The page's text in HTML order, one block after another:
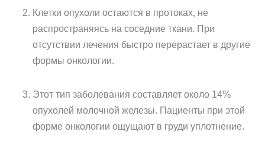
Клетки опухоли остаются в протоках, не
распространяясь на соседние ткани. При
отсутствии лечения быстро перерастает в другие
формы онкологии.
Этот тип заболевания составляет около 14%
опухолей молочной железы. Пациенты при этой
форме онкологии ощущают в груди уплотнение.